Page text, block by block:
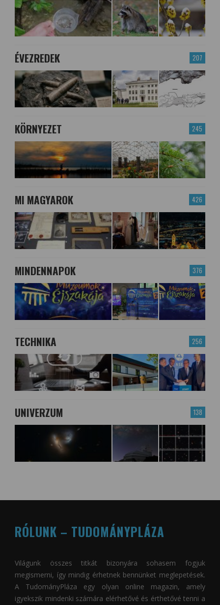
207
ÉVEZREDEK
245
KÖRNYEZET
426
MI MAGYAROK
376
MINDENNAPOK
256
TECHNIKA
138
UNIVERZUM
RÓLUNK – TUDOMÁNYPLÁZA
Világunk összes titkát bizonyára sohasem fogjuk
megismerni, így mindig érhetnek bennünket meglepetések.
A TudományPláza egy olyan online magazin, amely
igyekszik mindenki számára elérhetővé és érthetővé tenni a